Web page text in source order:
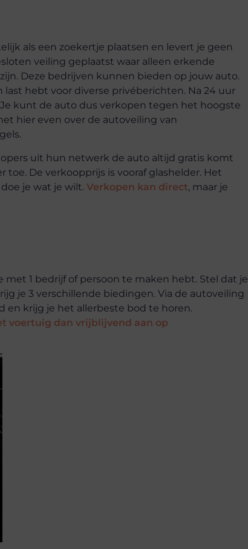
als een zoekertje plaatsen en levert je geen
veiling geplaatst waar alleen erkende
Deze bedrijven kunnen bieden op jouw auto.
hebt voor diverse privéberichten. Na 24 uur
kunt de auto dus verkopen tegen het hoogste
hier even over de autoveiling van
uit hun netwerk de auto altijd gratis komt
De verkoopprijs is vooraf glashelder. Het
je wat je wilt. Verkopen kan direct, maar je
1 bedrijf of persoon te maken hebt. Stel dat je
je 3 verschillende biedingen. Via de autoveiling
en krijg je het allerbeste bod te horen.
voertuig dan vrijblijvend aan op